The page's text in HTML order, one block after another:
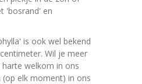
'bosrand' en
is ook wel bekend
Wil je meer
welkom in ons
elk moment) in ons